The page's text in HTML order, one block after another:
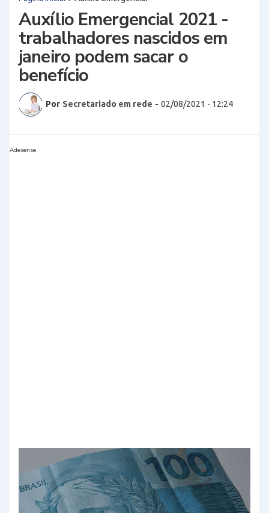
Auxílio Emergencial 2021 -
trabalhadores nascidos em
janeiro podem sacar o
benefício
Por Secretariado em rede - 02/08/2021 - 12:24
Adesense